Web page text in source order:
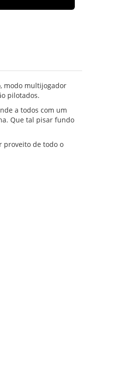
modo multijogador
pilotados.
a todos com um
Que tal pisar fundo
proveito de todo o